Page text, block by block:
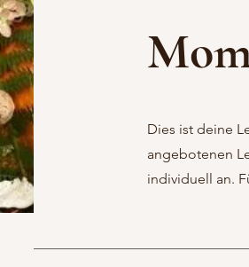
Dies ist deine
angebotenen
individuell an.